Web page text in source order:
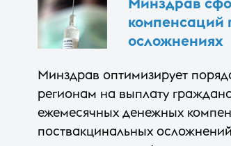
компенсаций
осложнениях
Минздрав оптимизирует
регионам на выплату
ежемесячных денежных
поствакцинальных